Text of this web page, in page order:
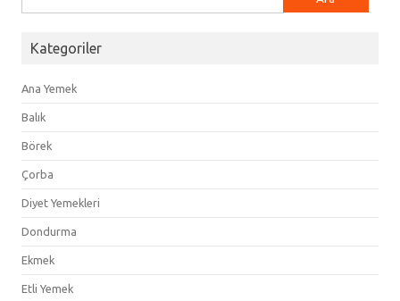
Kategoriler
Ana Yemek
Balık
Börek
Çorba
Diyet Yemekleri
Dondurma
Ekmek
Etli Yemek